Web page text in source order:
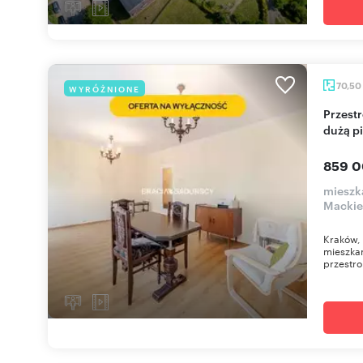
WYRÓŻNIONE 70,50
Przestronne 4-pokojowe mieszkanie z loggią i
dużą
859